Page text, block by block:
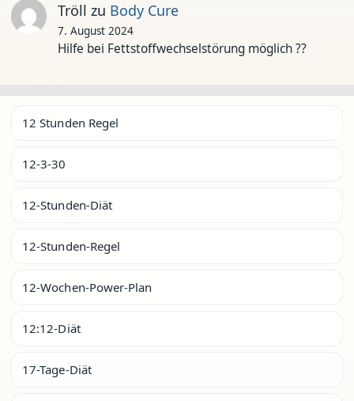
Tröll zu Body Cure
7. August 2024
Hilfe bei Fettstoffwechselstörung möglich ??
12 Stunden Regel
12-3-30
12-Stunden-Diät
12-Stunden-Regel
12-Wochen-Power-Plan
12:12-Diät
17-Tage-Diät